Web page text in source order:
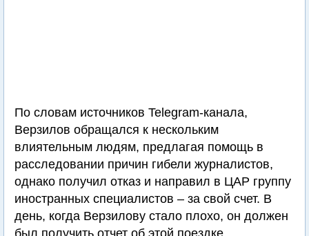
По словам источников Telegram-канала,
Верзилов обращался к нескольким
влиятельным людям, предлагая помощь в
расследовании причин гибели журналистов,
однако получил отказ и направил в ЦАР группу
иностранных специалистов – за свой счет. В
день, когда Верзилову стало плохо, он должен
был получить отчет об этой поездке.